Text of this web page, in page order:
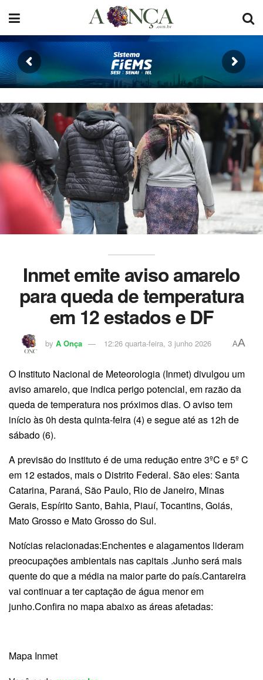
Inmet emite aviso amarelo
para queda de temperatura
em 12 estados e DF
by A Onça 12:26 quarta-feira, 3 junho 2026 AA
O Instituto Nacional de Meteorologia (Inmet) divulgou um
aviso amarelo, que indica perigo potencial, em razão da
queda de temperatura nos próximos dias. O aviso tem
início às 0h desta quinta-feira (4) e segue até as 12h de
sábado (6).
A previsão do instituto é de uma redução entre 3ºC e 5º C
em 12 estados, mais o Distrito Federal. São eles: Santa
Catarina, Paraná, São Paulo, Rio de Janeiro, Minas
Gerais, Espírito Santo, Bahia, Piauí, Tocantins, Goiás,
Mato Grosso e Mato Grosso do Sul.
Notícias relacionadas:Enchentes e alagamentos lideram
preocupações ambientais nas capitais .Junho será mais
quente do que a média na maior parte do país.Cantareira
vai continuar a ter captação de água menor em
junho.Confira no mapa abaixo as áreas afetadas:
Mapa Inmet